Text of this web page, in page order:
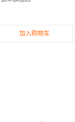
加入购物车